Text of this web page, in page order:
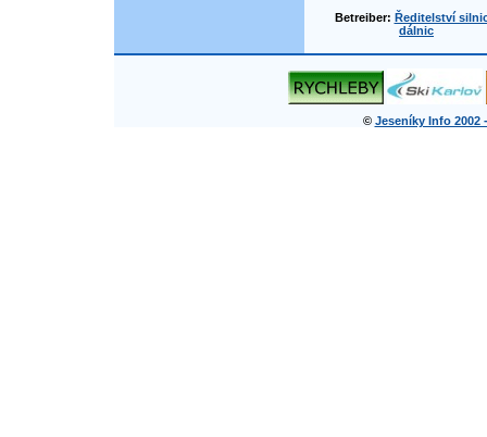
Betreiber: Ředitelství
dálnic
© Jeseníky Info 2002